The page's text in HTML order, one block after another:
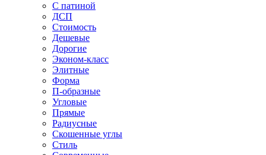
С патиной
ДСП
Стоимость
Дешевые
Дорогие
Эконом-класс
Элитные
Форма
П-образные
Угловые
Прямые
Радиусные
Скошенные углы
Стиль